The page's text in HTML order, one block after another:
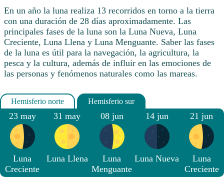
En un año la luna realiza 13 recorridos en torno a la tierra
con una duración de 28 días aproximadamente. Las
principales fases de la luna son la Luna Nueva, Luna
Creciente, Luna Llena y Luna Menguante. Saber las fases
de la luna es útil para la navegación, la agricultura, la
pesca y la cultura, además de influir en las emociones de
las personas y fenómenos naturales como las mareas.
23 may
Luna
Creciente
31 may
Luna Llena
08 jun
Luna
Menguante
14 jun
Luna Nueva
21 jun
Luna
Creciente